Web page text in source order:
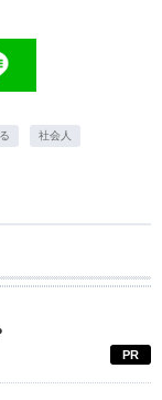
社会人
PR